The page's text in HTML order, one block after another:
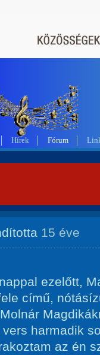
Hírek Fórum
15 éve
ezelőtt,
című,
harmadik
az én